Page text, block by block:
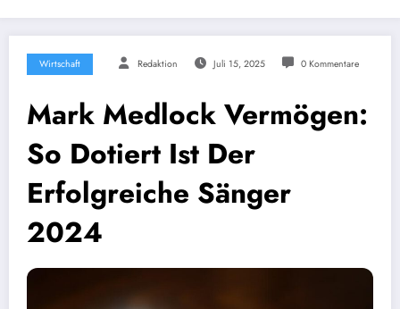
Wirtschaft Redaktion Juli 15, 2025 0 Kommentare
Mark Medlock Vermögen:
So Dotiert Ist Der
Erfolgreiche Sänger
2024